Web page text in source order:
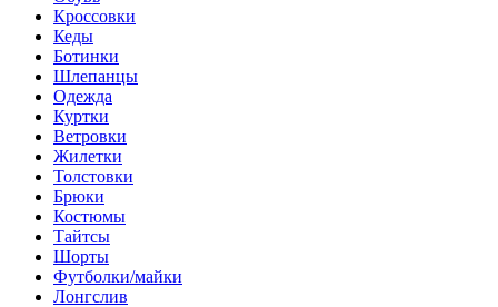
Кроссовки
Кеды
Ботинки
Шлепанцы
Одежда
Куртки
Ветровки
Жилетки
Толстовки
Брюки
Костюмы
Тайтсы
Шорты
Футболки/майки
Лонгслив